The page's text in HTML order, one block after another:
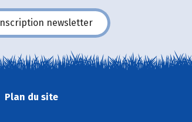
Inscription newsletter
Plan du site